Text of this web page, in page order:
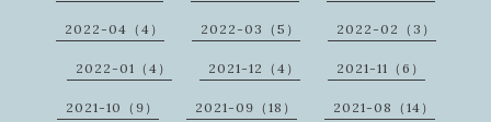
2022-04（4） 2022-03（5） 2022-02（3）
2022-01（4） 2021-12（4） 2021-11（6）
2021-10（9） 2021-09（18） 2021-08（14）